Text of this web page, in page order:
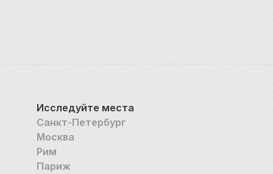
Исследуйте места
Санкт-Петербург
Москва
Рим
Париж